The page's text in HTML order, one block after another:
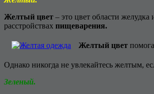
Желтый цвет – это цвет области
расстройствах пищеварения.
Желтый цвет
Однако никогда не увлекайтесь желтым,
Зеленый.